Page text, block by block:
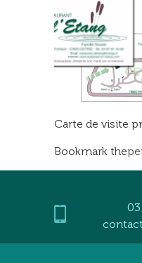
Carte de visite
Bookmark the